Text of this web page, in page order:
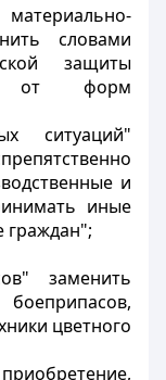
словами
защиты
от форм
ситуаций"
и
иные
граждан";
заменить
цветного